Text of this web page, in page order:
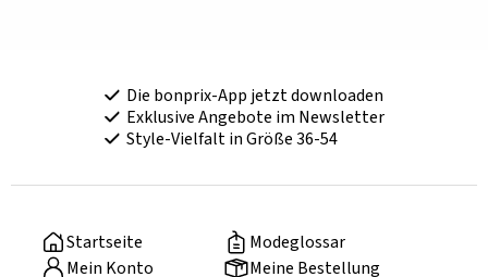
Die bonprix-App jetzt downloaden
Exklusive Angebote im Newsletter
Style-Vielfalt in Größe 36-54
Startseite
Modeglossar
Mein Konto
Meine Bestellung